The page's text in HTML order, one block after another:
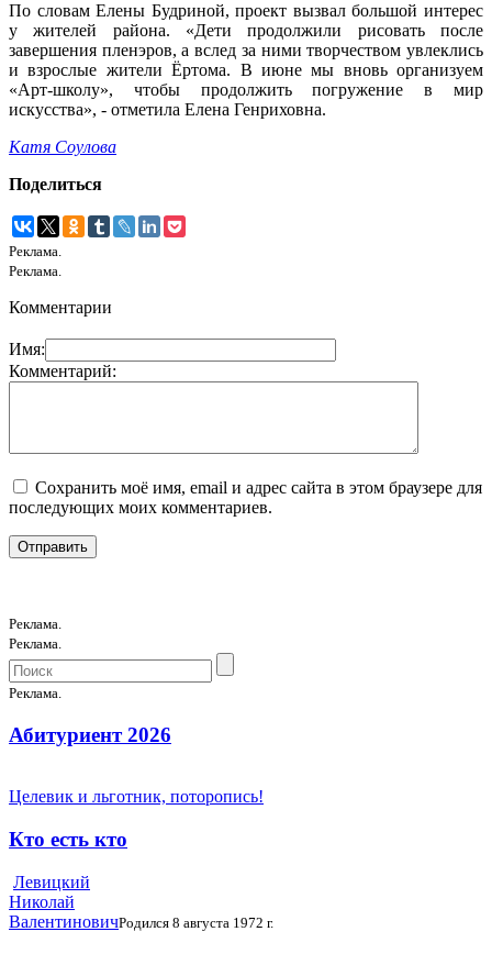
По словам Елены Будриной, проект вызвал большой интерес
у жителей района. «Дети продолжили рисовать после
завершения пленэров, а вслед за ними творчеством увлеклись
и взрослые жители Ёртома. В июне мы вновь организуем
«Арт-школу», чтобы продолжить погружение в мир
искусства», - отметила Елена Генриховна.
Катя Соулова
Поделиться
Реклама.
Реклама.
Комментарии
Имя:
Комментарий:
Сохранить моё имя, email и адрес сайта в этом браузере для
последующих моих комментариев.
Реклама.
Реклама.
Реклама.
Абитуриент 2026
Целевик и льготник, поторопись!
Кто есть кто
Левицкий
Николай
ВалентиновичРодился 8 августа 1972 г.